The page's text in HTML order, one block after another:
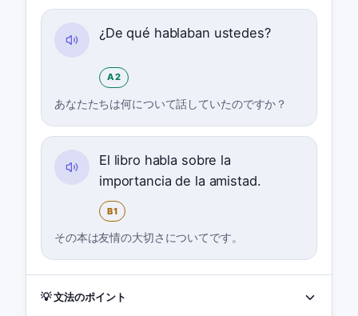
¿De qué hablaban ustedes?
A2
あなたたちは何について話していたのですか？
El libro habla sobre la
importancia de la amistad.
B1
その本は友情の大切さについてです。
💡 文法のポイント